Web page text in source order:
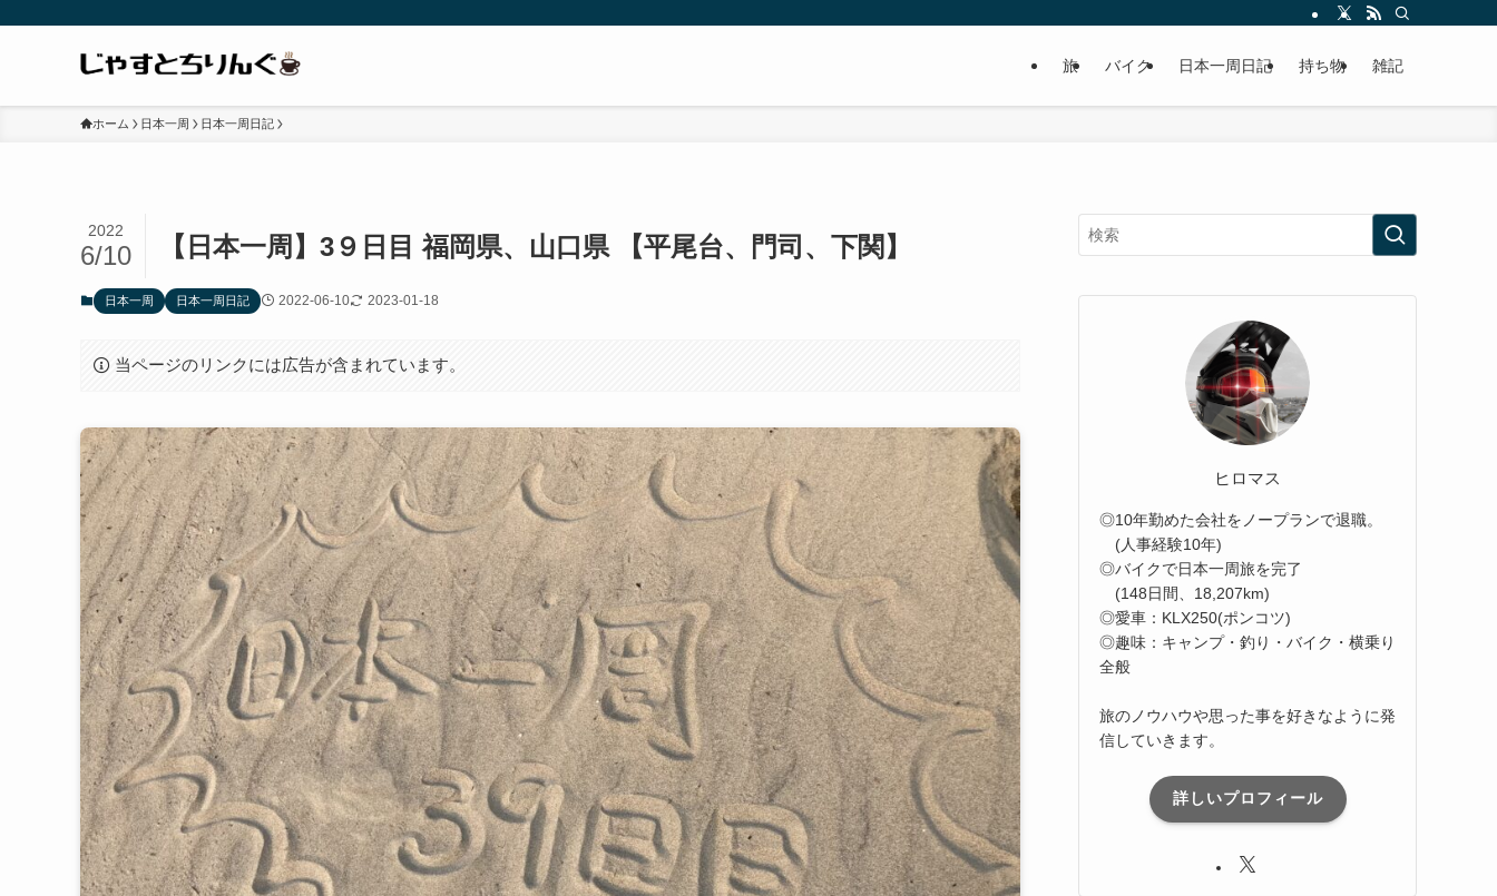
旅 バイク 日本一周日記 持ち物 雑記
ホーム 日本一周 日本一周日記
【日本一周】3９日目 福岡県、山口県 【平尾台、門司、下関】
2022
6/10
日本一周 日本一周日記 2022-06-10 2023-01-18
当ページのリンクには広告が含まれています。
ヒロマス
◎10年勤めた会社をノープランで退職。
(人事経験10年)
◎バイクで日本一周旅を完了
(148日間、18,207km)
◎愛車：KLX250(ポンコツ)
◎趣味：キャンプ・釣り・バイク・横乗り
全般
旅のノウハウや思った事を好きなように発
信していきます。
詳しいプロフィール